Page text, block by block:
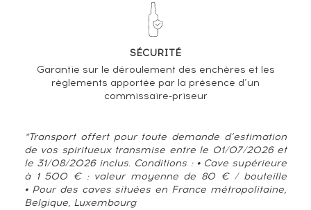
SÉCURITÉ
Garantie sur le déroulement des enchères et les
règlements apportée par la présence d’un
commissaire-priseur
*Transport offert pour toute demande d’estimation
de vos spiritueux transmise entre le 01/07/2026 et
le 31/08/2026 inclus. Conditions : • Cave supérieure
à 1 500 € : valeur moyenne de 80 € / bouteille
• Pour des caves situées en France métropolitaine,
Belgique, Luxembourg